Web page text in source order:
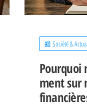
📰 Société &
Pourquoi
ment sur